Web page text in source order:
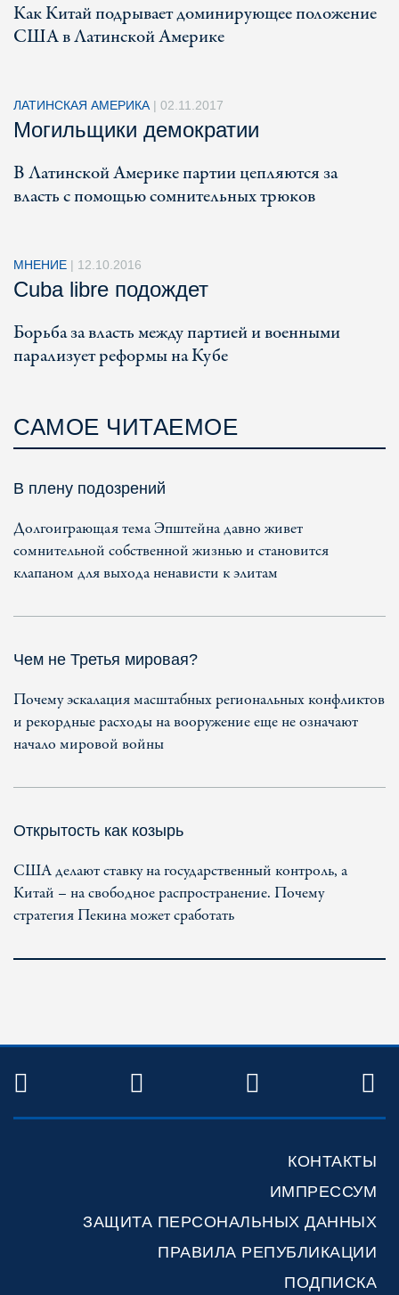
Как Китай подрывает доминирующее положение
США в Латинской Америке
ЛАТИНСКАЯ АМЕРИКА | 02.11.2017
Могильщики демократии
В Латинской Америке партии цепляются за
власть с помощью сомнительных трюков
МНЕНИЕ | 12.10.2016
Cuba libre подождет
Борьба за власть между партией и военными
парализует реформы на Кубе
САМОЕ ЧИТАЕМОЕ
В плену подозрений
Долгоиграющая тема Эпштейна давно живет
сомнительной собственной жизнью и становится
клапаном для выхода ненависти к элитам
Чем не Третья мировая?
Почему эскалация масштабных региональных конфликтов
и рекордные расходы на вооружение еще не означают
начало мировой войны
Открытость как козырь
США делают ставку на государственный контроль, а
Китай – на свободное распространение. Почему
стратегия Пекина может сработать
TWITTER FACEBOOKYOUTUBE
КОНТАКТЫ
ИМПРЕССУМ
ЗАЩИТА ПЕРСОНАЛЬНЫХ ДАННЫХ
ПРАВИЛА РЕПУБЛИКАЦИИ
ПОДПИСКА